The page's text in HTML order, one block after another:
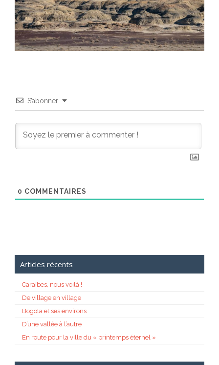
S’abonner
0 COMMENTAIRES
Articles récents
Caraïbes, nous voilà !
De village en village
Bogota et ses environs
D’une vallée à l’autre
En route pour la ville du « printemps éternel »